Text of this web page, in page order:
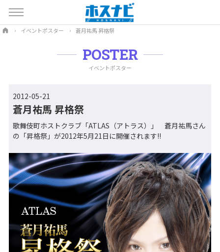
イベントポスター 蒼月祐馬 昇格祭
POSTER
イベントポスター
2012-05-21
蒼月祐馬 昇格祭
歌舞伎町ホストクラブ「ATLAS（アトラス）」 蒼月祐馬さん
の「昇格祭」が2012年5月21日に開催されます!!